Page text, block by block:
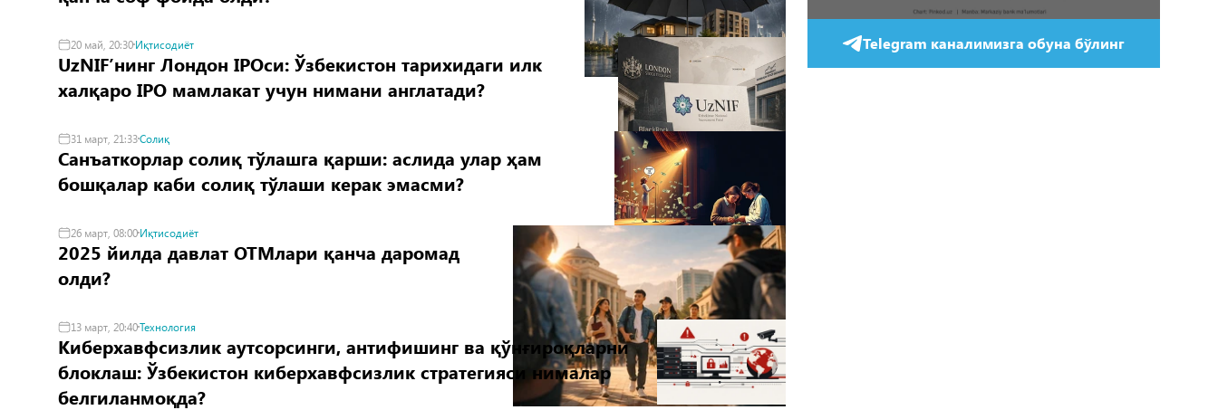
20 май, 20:30Иқтисодиёт
UzNIF’нинг Лондон IPOси: Ўзбекистон тарихидаги илк
халқаро IPO мамлакат учун нимани англатади?
31 март, 21:33Солиқ
Санъаткорлар солиқ тўлашга қарши: аслида улар ҳам
бошқалар каби солиқ тўлаши керак эмасми?
26 март, 08:00Иқтисодиёт
2025 йилда давлат ОТМлари қанча даромад
олди?
13 март, 20:40Технология
Киберхавфсизлик аутсорсинги, антифишинг ва қўнғироқларни
блоклаш: Ўзбекистон киберхавфсизлик стратегияси нималар
белгиланмоқда?
Telegram каналимизга обуна бўлинг